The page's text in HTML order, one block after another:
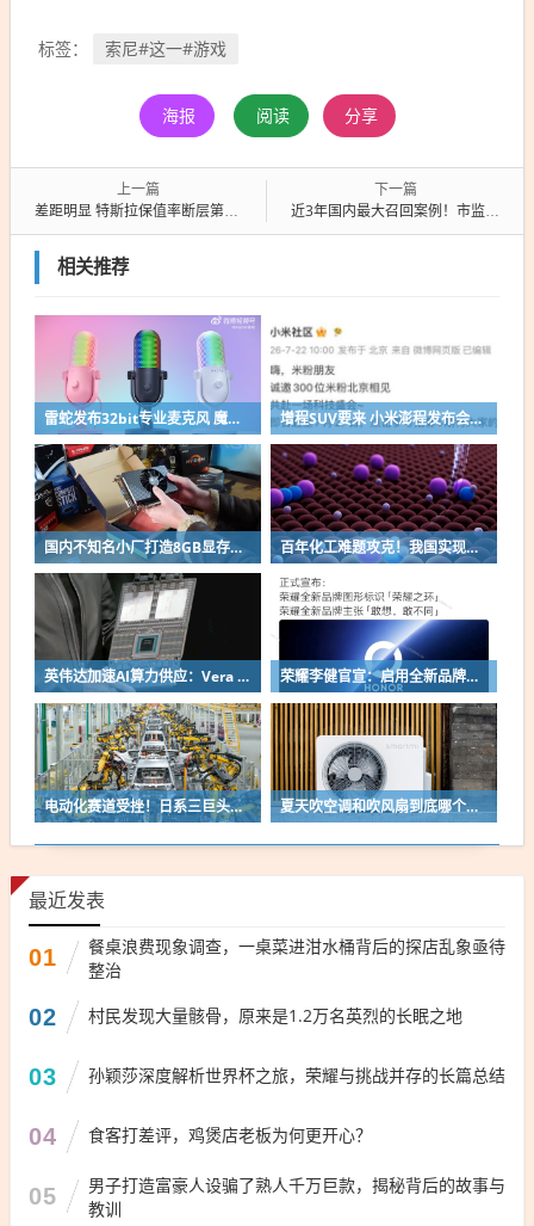
标签： 索尼#这一#游戏
海报 阅读 分享
上一篇
差距明显 特斯拉保值率断层第一 国产电车集体掉队
下一篇
近3年国内最大召回案例！市监总局：膳魔师保温罐召回近400万件
相关推荐
雷蛇发布32bit专业麦克风 魔音海妖V3幻彩版32-BIT DSP 增程SUV要来 小米澎程发布会时间曝光：300位米粉受邀赴京
国内不知名小厂打造8GB显存GTX 750 Ti！性能竟意外的强 百年化工难题攻克！我国实现常温常压合成氨
英伟达加速AI算力供应：Vera Rubin机架目标日产1000台 荣耀李健官宣：启用全新品牌图形 荣耀之环敢想敢不同
电动化赛道受挫！日系三巨头集体低头：反向中国车企求救 夏天吹空调和吹风扇到底哪个更健康：很多人都选错了
最近发表
01
餐桌浪费现象调查，一桌菜进泔水桶背后的探店乱象亟待
整治
02 村民发现大量骸骨，原来是1.2万名英烈的长眠之地
03 孙颖莎深度解析世界杯之旅，荣耀与挑战并存的长篇总结
04 食客打差评，鸡煲店老板为何更开心？
05
男子打造富豪人设骗了熟人千万巨款，揭秘背后的故事与
教训